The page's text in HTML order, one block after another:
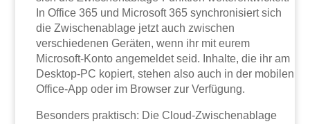
In Office 365 und Microsoft 365 synchronisiert sich
die Zwischenablage jetzt auch zwischen
verschiedenen Geräten, wenn ihr mit eurem
Microsoft-Konto angemeldet seid. Inhalte, die ihr am
Desktop-PC kopiert, stehen also auch in der mobilen
Office-App oder im Browser zur Verfügung.
Besonders praktisch: Die Cloud-Zwischenablage